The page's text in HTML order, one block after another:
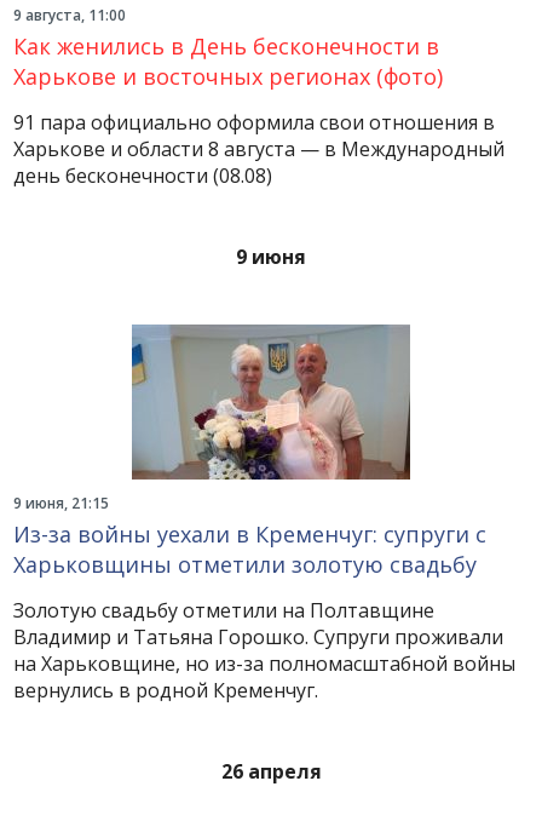
9 августа, 11:00
Как женились в День бесконечности в
Харькове и восточных регионах (фото)
91 пара официально оформила свои отношения в
Харькове и области 8 августа — в Международный
день бесконечности (08.08)
9 июня
9 июня, 21:15
Из-за войны уехали в Кременчуг: супруги с
Харьковщины отметили золотую свадьбу
Золотую свадьбу отметили на Полтавщине
Владимир и Татьяна Горошко. Супруги проживали
на Харьковщине, но из-за полномасштабной войны
вернулись в родной Кременчуг.
26 апреля